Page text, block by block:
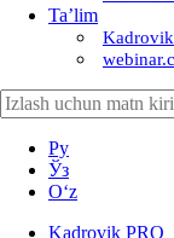
Ta’lim
Ру
Ўз
Oʻz
Kadrovik PRO